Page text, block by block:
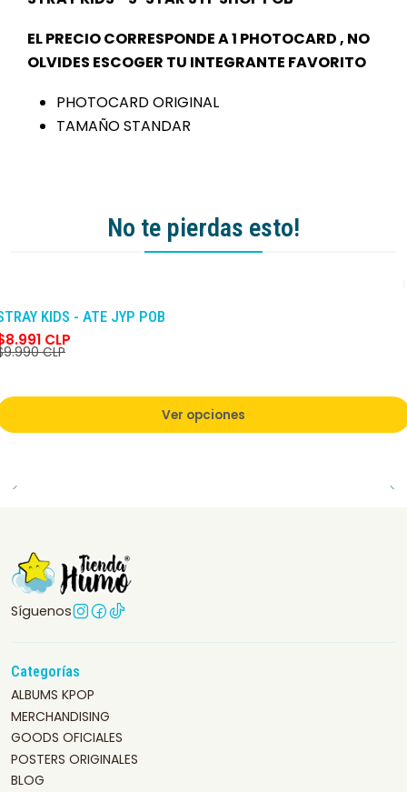
EL PRECIO CORRESPONDE A 1 PHOTOCARD , NO
OLVIDES ESCOGER TU INTEGRANTE FAVORITO
PHOTOCARD ORIGINAL
TAMAÑO STANDAR
No te pierdas esto!
KIDS - ATE JYP POB
CLP
CLP
Ver opciones
Síguenos
Categorías
ALBUMS KPOP
MERCHANDISING
GOODS OFICIALES
POSTERS ORIGINALES
BLOG